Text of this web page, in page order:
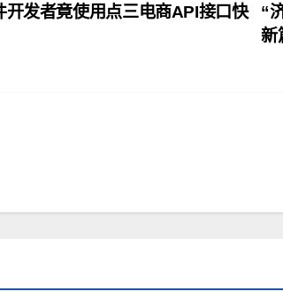
“
新
发者竟使用点三电商API接口快